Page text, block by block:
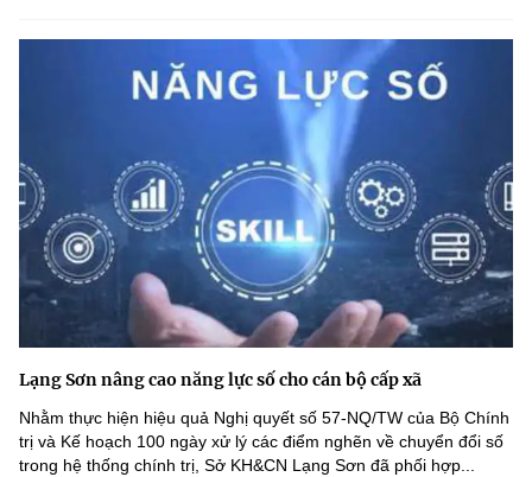
Lạng Sơn nâng cao năng lực số cho cán bộ cấp xã
Nhằm thực hiện hiệu quả Nghị quyết số 57-NQ/TW của Bộ Chính
trị và Kế hoạch 100 ngày xử lý các điểm nghẽn về chuyển đổi số
trong hệ thống chính trị, Sở KH&CN Lạng Sơn đã phối hợp...